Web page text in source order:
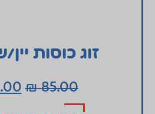
זוג כוסות
85.00
₪